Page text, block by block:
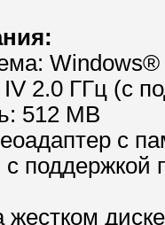
Windows®
2.0 ГГц (с
512 MB
с
поддержкой